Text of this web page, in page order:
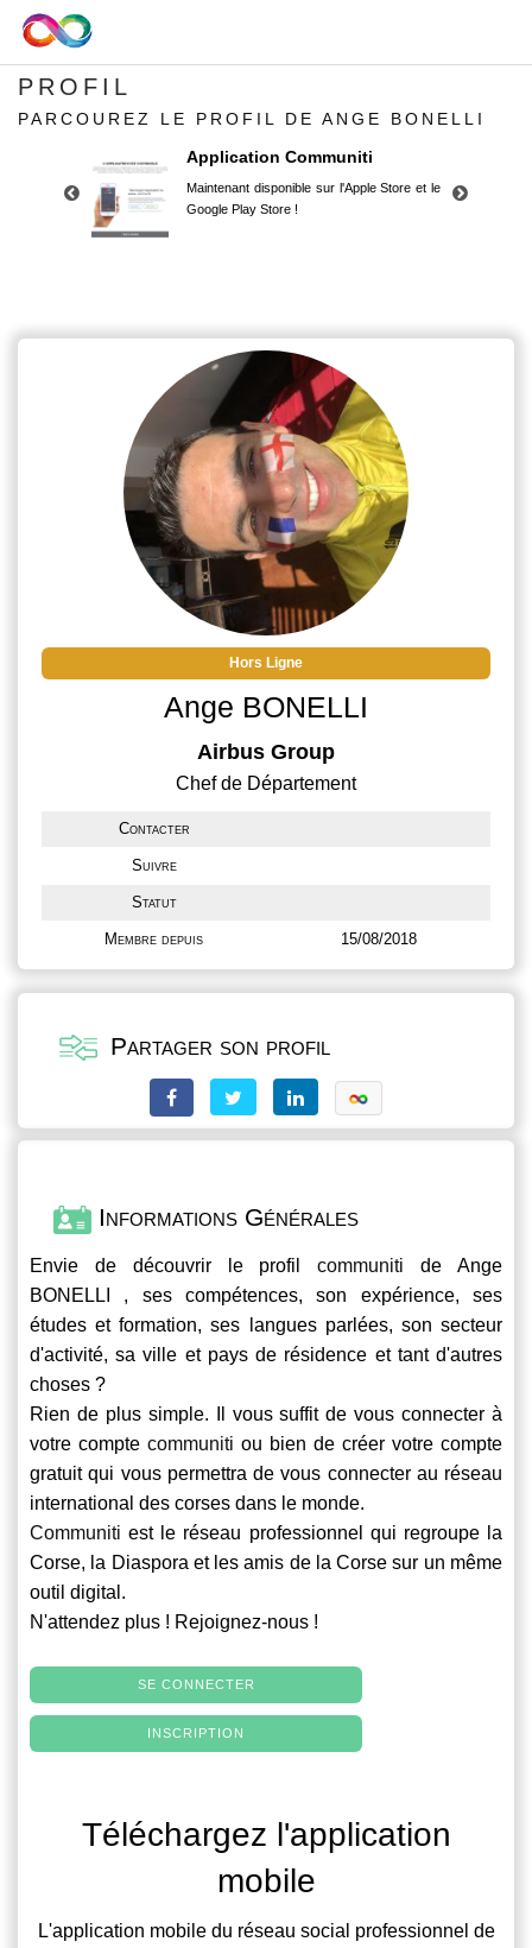
PROFIL
PARCOUREZ LE PROFIL DE ANGE BONELLI
Application Communiti
Maintenant disponible sur l'Apple Store et le
Google Play Store !
Google Play Store !
Hors Ligne
Ange BONELLI
Airbus Group
Chef de Département
Contacter
Suivre
Statut
Membre depuis 15/08/2018
Partager son profil
Informations Générales
Envie de découvrir le profilcommuniti de Ange
BONELLI , ses compétences, son expérience, ses
études et formation, ses langues parlées, son secteur
d'activité, sa ville et pays de résidence et tant d'autres
choses ?
Rien de plus simple. Il vous suffit de vous connecter à
votre compte communiti ou bien de créer votre compte
gratuit qui vous permettra de vous connecter au réseau
international des corses dans le monde.
Communiti est le réseau professionnel qui regroupe la
Corse, la Diaspora et les amis de la Corse sur un même
outil digital.
N'attendez plus ! Rejoignez-nous !
SE CONNECTER
INSCRIPTION
Téléchargez l'application
mobile
L'application mobile du réseau social professionnel de